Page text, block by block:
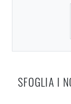
SFOGLIA I